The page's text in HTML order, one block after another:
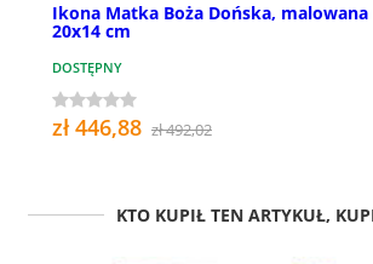
Ikona Matka Boża Dońska,
20x14 cm
DOSTĘPNY
zł 446,88 zł 492,02
KTO KUPIŁ TEN ARTYKUŁ,